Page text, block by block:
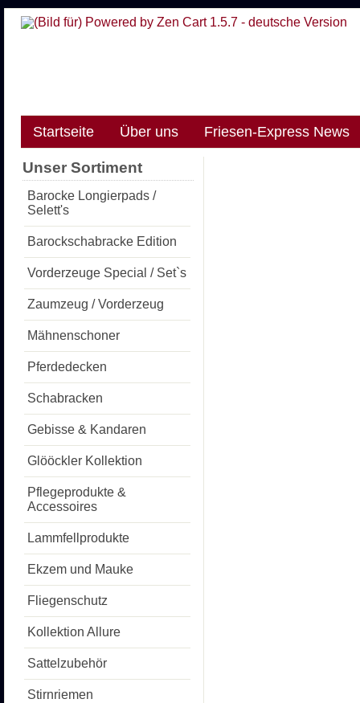
Startseite Über uns Friesen-Express News
Unser Sortiment
Barocke Longierpads /
Selett's
Barockschabracke Edition
Vorderzeuge Special / Set`s
Zaumzeug / Vorderzeug
Mähnenschoner
Pferdedecken
Schabracken
Gebisse & Kandaren
Glööckler Kollektion
Pflegeprodukte &
Accessoires
Lammfellprodukte
Ekzem und Mauke
Fliegenschutz
Kollektion Allure
Sattelzubehör
Stirnriemen